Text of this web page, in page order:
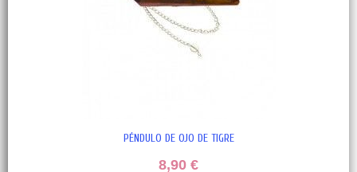
PÉNDULO DE OJO DE TIGRE
8,90 €